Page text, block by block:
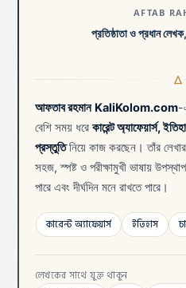
AFTAB
প্রতিষ্ঠাতা ও প্রধান লেখক,
আফতাব রহমান KaliKolom.com-
বেশি সময় ধরে কারেন্ট অ্যাফেয়ার্স,
প্রস্তুতিনিয়ে কাজ করছেন। তাঁর
সহজ, স্পষ্ট ও পরীক্ষামুখী ভাষায়
পারে এবং দীর্ঘদিন মনে রাখতে পারে।
কারেন্ট অ্যাফেয়ার্স ইতিহাস
লেখকের সাথে যুক্ত থাকুন